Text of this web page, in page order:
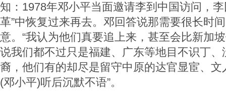
知：1978年邓小平当面邀请李到中国访问，
革”中恢复过来再去。邓回答说那需要很长时
意。“我认为他们真要追上来，甚至会比新
说我们都不过只是福建、广东等地目不识丁
裔，他们有的却尽是留守中原的达官显宦、
(邓小平)听后沉默不语”。